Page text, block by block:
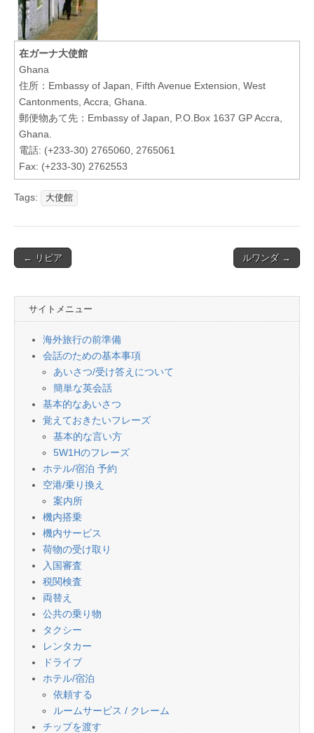
在ガーナ大使館
Ghana
住所：Embassy of Japan, Fifth Avenue Extension, West
Cantonments, Accra, Ghana.
郵便物あて先：Embassy of Japan, P.O.Box 1637 GP Accra,
Ghana.
電話: (+233-30) 2765060, 2765061
Fax: (+233-30) 2762553
Tags: 大使館
Post
← リビア ルワンダ →
サイトメニュー
海外旅行の前準備
会話のための基本事項
あいさつ/受け答えについて
簡単な英会話
基本的なあいさつ
覚えておきたいフレーズ
基本的な言い方
5W1Hのフレーズ
ホテル/宿泊 予約
空港/乗り換え
案内所
機内搭乗
機内サービス
荷物の受け取り
入国審査
税関検査
両替え
公共の乗り物
タクシー
レンタカー
ドライブ
ホテル/宿泊
依頼する
ルームサービス / クレーム
チップを渡す